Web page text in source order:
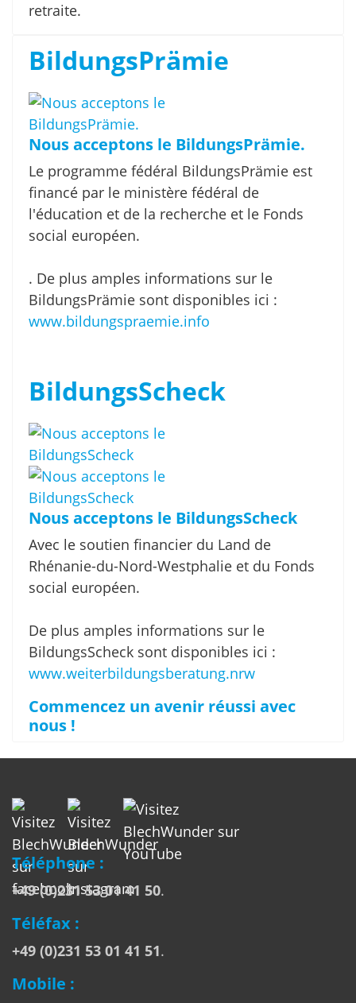
retraite.
BildungsPrämie
Nous acceptons le BildungsPrämie.
Le programme fédéral BildungsPrämie est
financé par le ministère fédéral de
l'éducation et de la recherche et le Fonds
social européen.
. De plus amples informations sur le
BildungsPrämie sont disponibles ici :
www.bildungspraemie.info
BildungsScheck
Nous acceptons le BildungsScheck
Avec le soutien financier du Land de
Rhénanie-du-Nord-Westphalie et du Fonds
social européen.
De plus amples informations sur le
BildungsScheck sont disponibles ici :
www.weiterbildungsberatung.nrw
Commencez un avenir réussi avec
nous !
Téléphone :
+49 (0)231 53 01 41 50.
Téléfax :
+49 (0)231 53 01 41 51.
Mobile :